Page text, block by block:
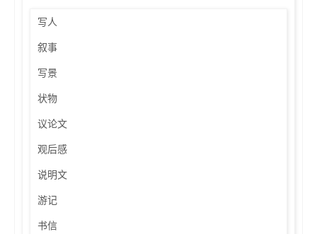
写人
叙事
写景
状物
议论文
观后感
说明文
游记
书信